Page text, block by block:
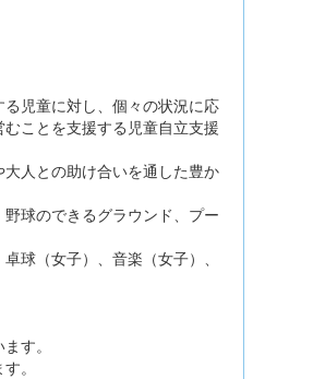
児童に対し、個々の状況に応
ことを支援する児童自立支援
人との助け合いを通した豊か
球のできるグラウンド、プー
球（女子）、音楽（女子）、
す。
。